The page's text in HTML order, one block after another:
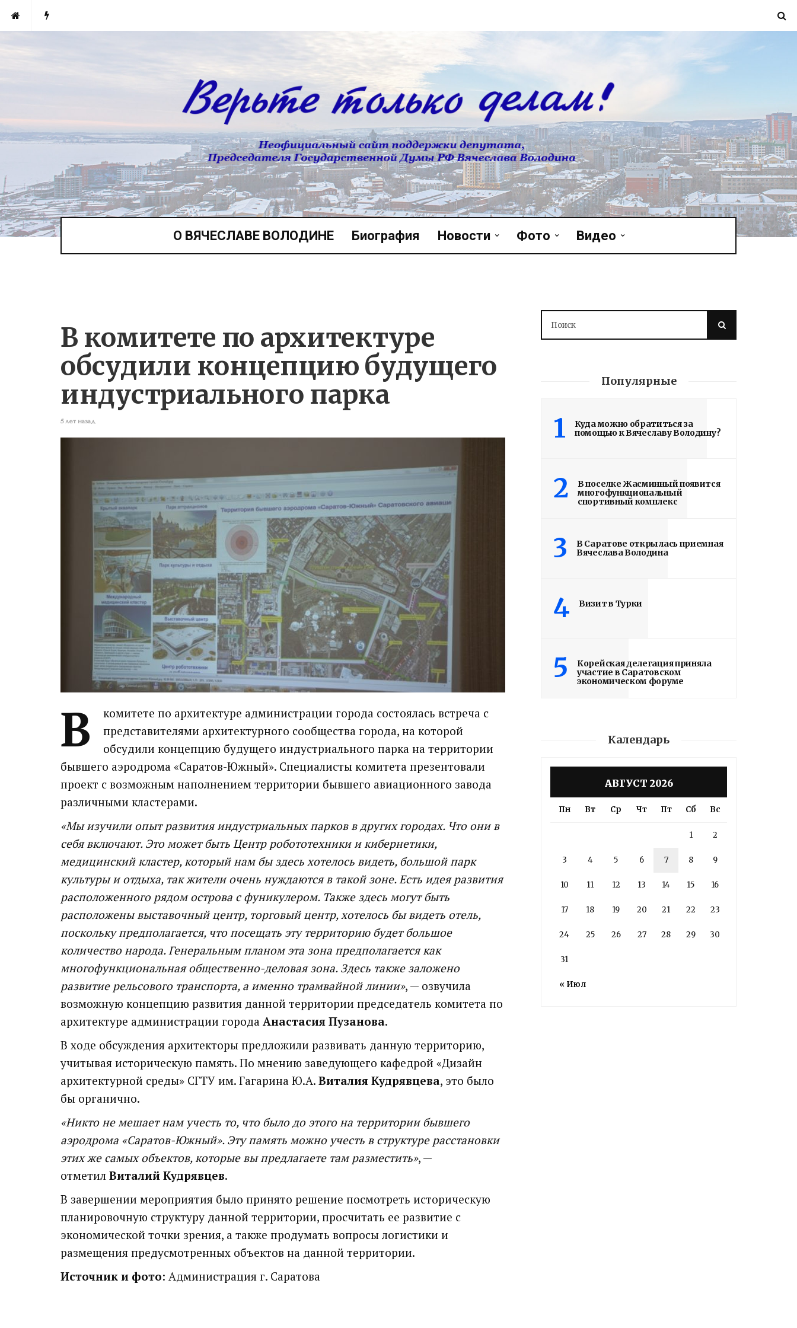
О ВЯЧЕСЛАВЕ ВОЛОДИНЕ Биография Новости Фото Видео
В комитете по архитектуре
обсудили концепцию будущего
индустриального парка
5 лет назад
В
комитете по архитектуре администрации города состоялась встреча с
представителями архитектурного сообщества города, на которой
обсудили концепцию будущего индустриального парка на территории
бывшего аэродрома «Саратов-Южный». Специалисты комитета презентовали
проект с возможным наполнением территории бывшего авиационного завода
различными кластерами.
«Мы изучили опыт развития индустриальных парков в других городах. Что они в
себя включают. Это может быть Центр робототехники и кибернетики,
медицинский кластер, который нам бы здесь хотелось видеть, большой парк
культуры и отдыха, так жители очень нуждаются в такой зоне. Есть идея развития
расположенного рядом острова с фуникулером. Также здесь могут быть
расположены выставочный центр, торговый центр, хотелось бы видеть отель,
поскольку предполагается, что посещать эту территорию будет большое
количество народа. Генеральным планом эта зона предполагается как
многофункциональная общественно-деловая зона. Здесь также заложено
развитие рельсового транспорта, а именно трамвайной линии», — озвучила
возможную концепцию развития данной территории председатель комитета по
архитектуре администрации города Анастасия Пузанова.
В ходе обсуждения архитекторы предложили развивать данную территорию,
учитывая историческую память. По мнению заведующего кафедрой «Дизайн
архитектурной среды» СГТУ им. Гагарина Ю.А. Виталия Кудрявцева, это было
бы органично.
«Никто не мешает нам учесть то, что было до этого на территории бывшего
аэродрома «Саратов-Южный». Эту память можно учесть в структуре расстановки
этих же самых объектов, которые вы предлагаете там разместить», —
отметил Виталий Кудрявцев.
В завершении мероприятия было принято решение посмотреть историческую
планировочную структуру данной территории, просчитать ее развитие с
экономической точки зрения, а также продумать вопросы логистики и
размещения предусмотренных объектов на данной территории.
Источник и фото: Администрация г. Саратова
Популярные
1
Куда можно обратиться за
помощью к Вячеславу Володину?
2
В поселке Жасминный появится
многофункциональный
спортивный комплекс
3
В Саратове открылась приемная
Вячеслава Володина
4 Визит в Турки
5
Корейская делегация приняла
участие в Саратовском
экономическом форуме
Календарь
АВГУСТ 2026
Пн Вт Ср Чт Пт Сб Вс
« Июл
1 2
3 4 5 6 7 8 9
10 11 12 13 14 15 16
17 18 19 20 21 22 23
24 25 26 27 28 29 30
31
Володин: 31 августа
РАБОТЫ БУДУТ
Подробности в статье!